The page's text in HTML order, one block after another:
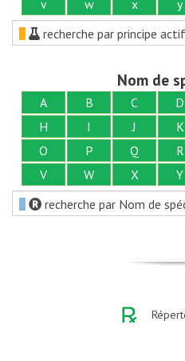
v
w x y
recherche par principe actif
Nom de
A B C D
H
I J K
O
P Q R
V
W X Y
recherche par Nom de